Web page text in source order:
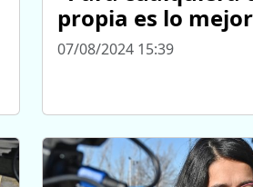
propia es lo
07/08/2024 15:39